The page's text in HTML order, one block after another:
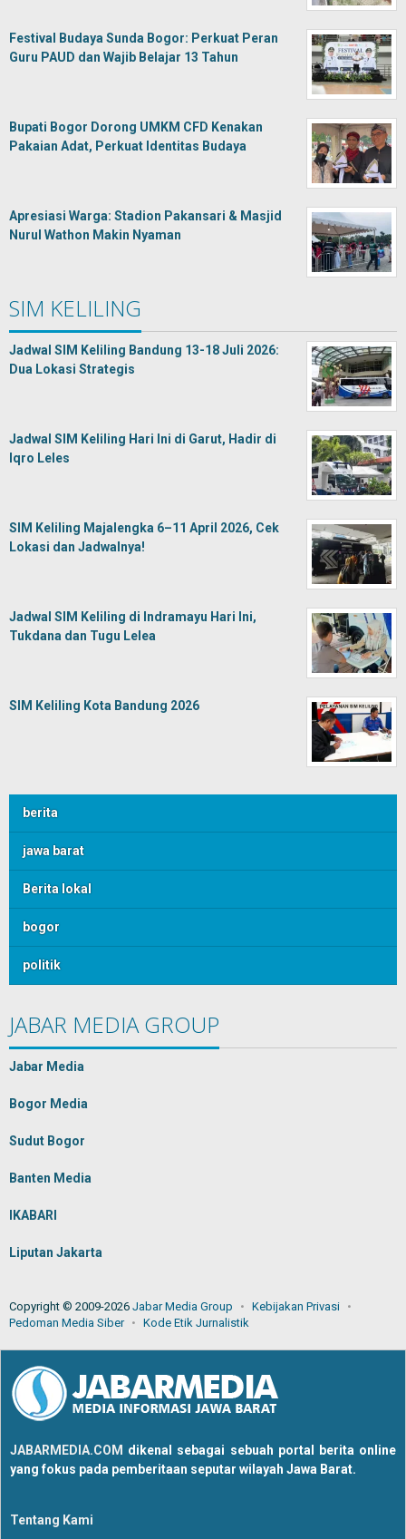
Festival Budaya Sunda Bogor: Perkuat Peran
Guru PAUD dan Wajib Belajar 13 Tahun
Bupati Bogor Dorong UMKM CFD Kenakan
Pakaian Adat, Perkuat Identitas Budaya
Apresiasi Warga: Stadion Pakansari & Masjid
Nurul Wathon Makin Nyaman
SIM KELILING
Jadwal SIM Keliling Bandung 13-18 Juli 2026:
Dua Lokasi Strategis
Jadwal SIM Keliling Hari Ini di Garut, Hadir di
Iqro Leles
SIM Keliling Majalengka 6–11 April 2026, Cek
Lokasi dan Jadwalnya!
Jadwal SIM Keliling di Indramayu Hari Ini,
Tukdana dan Tugu Lelea
SIM Keliling Kota Bandung 2026
berita
jawa barat
Berita lokal
bogor
politik
JABAR MEDIA GROUP
Jabar Media
Bogor Media
Sudut Bogor
Banten Media
IKABARI
Liputan Jakarta
Copyright © 2009-2026 Jabar Media Group
Kebijakan Privasi
Pedoman Media Siber
Kode Etik Jurnalistik
JABARMEDIA.COM dikenal sebagai sebuah portal berita online
yang fokus pada pemberitaan seputar wilayah Jawa Barat.
Tentang Kami